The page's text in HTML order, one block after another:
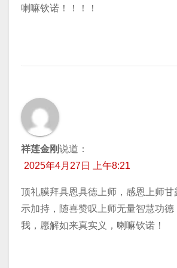
喇嘛钦诺！！！！
祥莲金刚说道：
2025年4月27日 上午8:21
顶礼膜拜具恩具德上师，感恩上师甘
示加持，随喜赞叹上师无量智慧功德
我，愿解如来真实义，喇嘛钦诺！